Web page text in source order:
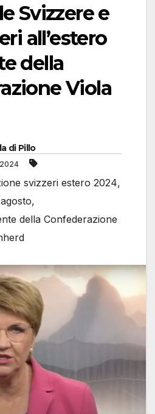
Svizzere e
all’estero
della
Viola
di Pillo
svizzeri estero 2024,
,
della Confederazione